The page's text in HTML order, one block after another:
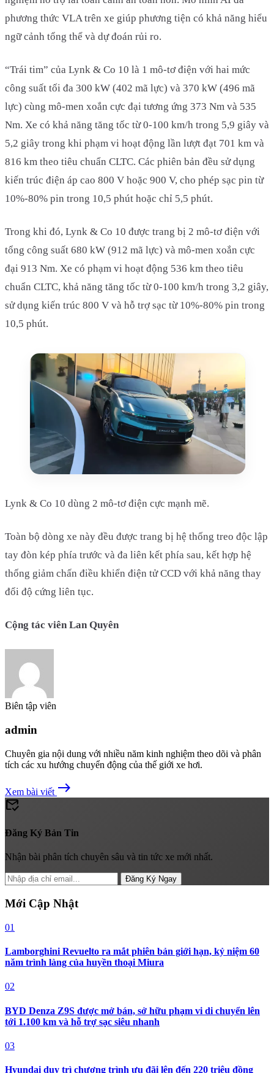
phương thức VLA trên xe giúp phương tiện có khả năng hiểu
ngữ cảnh tổng thể và dự đoán rủi ro.
“Trái tim” của Lynk & Co 10 là 1 mô-tơ điện với hai mức
công suất tối đa 300 kW (402 mã lực) và 370 kW (496 mã
lực) cùng mô-men xoắn cực đại tương ứng 373 Nm và 535
Nm. Xe có khả năng tăng tốc từ 0-100 km/h trong 5,9 giây và
5,2 giây trong khi phạm vi hoạt động lần lượt đạt 701 km và
816 km theo tiêu chuẩn CLTC. Các phiên bản đều sử dụng
kiến trúc điện áp cao 800 V hoặc 900 V, cho phép sạc pin từ
10%-80% pin trong 10,5 phút hoặc chỉ 5,5 phút.
Trong khi đó, Lynk & Co 10 được trang bị 2 mô-tơ điện với
tổng công suất 680 kW (912 mã lực) và mô-men xoắn cực
đại 913 Nm. Xe có phạm vi hoạt động 536 km theo tiêu
chuẩn CLTC, khả năng tăng tốc từ 0-100 km/h trong 3,2 giây,
sử dụng kiến trúc 800 V và hỗ trợ sạc từ 10%-80% pin trong
10,5 phút.
Lynk & Co 10 dùng 2 mô-tơ điện cực mạnh mẽ.
Toàn bộ dòng xe này đều được trang bị hệ thống treo độc lập
tay đòn kép phía trước và đa liên kết phía sau, kết hợp hệ
thống giảm chấn điều khiển điện tử CCD với khả năng thay
đổi độ cứng liên tục.
Cộng tác viên Lan Quyên
Biên tập viên
admin
Chuyên gia nội dung với nhiều năm kinh nghiệm theo dõi và phân
tích các xu hướng chuyển động của thế giới xe hơi.
Xem bài viết east
mark_email_read
Đăng Ký Bản Tin
Nhận bài phân tích chuyên sâu và tin tức xe mới nhất.
Đăng Ký Ngay
Mới Cập Nhật
01
Lamborghini Revuelto ra mắt phiên bản giới hạn, kỷ niệm 60
năm trình làng của huyền thoại Miura
02
BYD Denza Z9S được mở bán, sở hữu phạm vi di chuyển lên
tới 1.100 km và hỗ trợ sạc siêu nhanh
03
Hyundai duy trì chương trình ưu đãi lên đến 220 triệu đồng